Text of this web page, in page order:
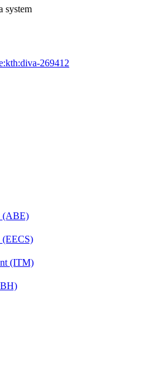
system
269412
(ABE)
(EECS)
(ITM)